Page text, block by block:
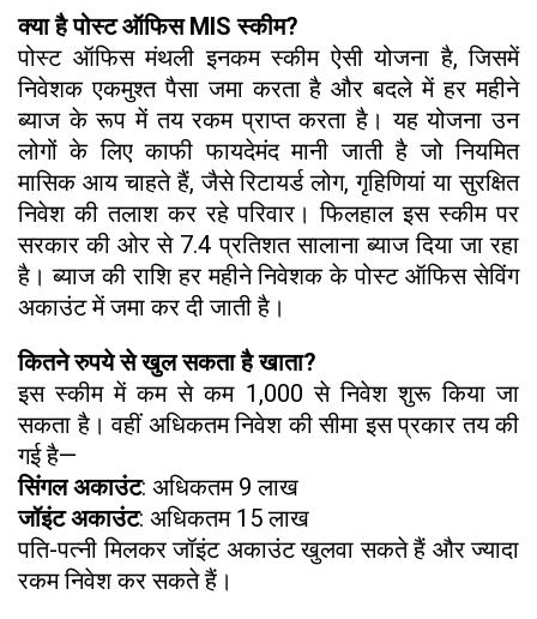
क्या है पोस्ट ऑफिस MIS स्कीम?
पोस्ट ऑफिस मंथली इनकम स्कीम ऐसी योजना है, जिसमें
निवेशक एकमुश्त पैसा जमा करता है और बदले में हर महीने
ब्याज के रूप में तय रकम प्राप्त करता है। यह योजना उन
लोगों के लिए काफी फायदेमंद मानी जाती है जो नियमित
मासिक आय चाहते हैं, जैसे रिटायर्ड लोग, गृहिणियां या सुरक्षित
निवेश की तलाश कर रहे परिवार। फिलहाल इस स्कीम पर
सरकार की ओर से 7.4 प्रतिशत सालाना ब्याज दिया जा रहा
है। ब्याज की राशि हर महीने निवेशक के पोस्ट ऑफिस सेविंग
अकाउंट में जमा कर दी जाती है।
कितने रुपये से खुल सकता है खाता?
इस स्कीम में कम से कम ₹1,000 से निवेश शुरू किया जा
सकता है। वहीं अधिकतम निवेश की सीमा इस प्रकार तय की
गई है—
सिंगल अकाउंट: अधिकतम ₹9 लाख
जॉइंट अकाउंट: अधिकतम ₹15 लाख
पति-पत्नी मिलकर जॉइंट अकाउंट खुलवा सकते हैं और ज्यादा
रकम निवेश कर सकते हैं।